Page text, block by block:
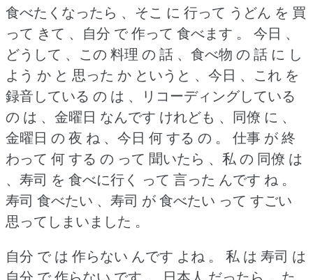
食べたくなったら 、そこ に 行って うどん を 買
って きて 、自分 で 作って 食べます 。
今日 、
どうして 、この 料理 の 話 、食べ物 の 話 に し
よう か と 思った か というと 、今日 、これ を
録音している の は 、リコーディングしている
の は 、金曜日 なんです けれども 、同僚 に 、
金曜日 の 夜 ね 、今日 何 する の 。
仕事 が 終
わって 何 する の って 聞いたら 、私 の 同僚 は
、寿司 を 食べに行く って 言った んです ね 。
寿司 食べたい 、寿司 が 食べたい って すごい
思ってしまいました 。
自分 で は 作らない んです よね 。
私 は 寿司 は